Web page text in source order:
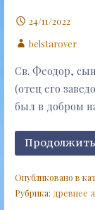
24/11/2022
belstarover
Св. Феодор,
(отец его
был в добром
Опубликовано в
Рубрика: древнее